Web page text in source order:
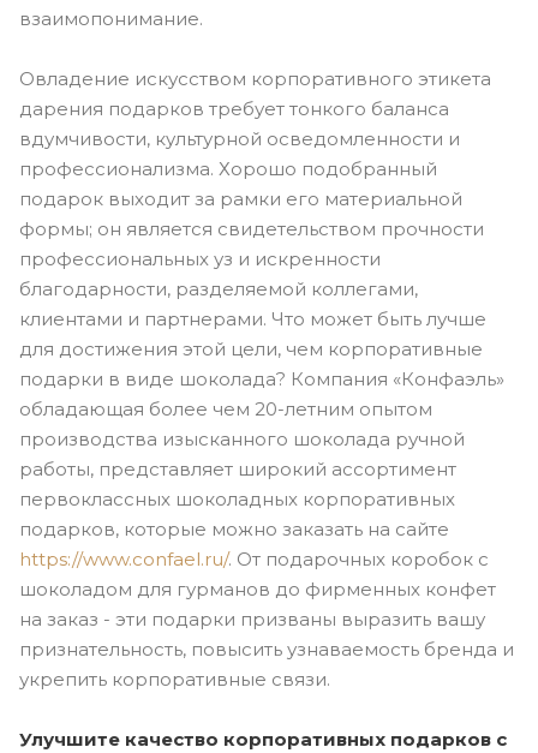
взаимопонимание.
Овладение искусством корпоративного этикета
дарения подарков требует тонкого баланса
вдумчивости, культурной осведомленности и
профессионализма. Хорошо подобранный
подарок выходит за рамки его материальной
формы; он является свидетельством прочности
профессиональных уз и искренности
благодарности, разделяемой коллегами,
клиентами и партнерами. Что может быть лучше
для достижения этой цели, чем корпоративные
подарки в виде шоколада? Компания «Конфаэль»
обладающая более чем 20-летним опытом
производства изысканного шоколада ручной
работы, представляет широкий ассортимент
первоклассных шоколадных корпоративных
подарков, которые можно заказать на сайте
https://www.confael.ru/. От подарочных коробок с
шоколадом для гурманов до фирменных конфет
на заказ - эти подарки призваны выразить вашу
признательность, повысить узнаваемость бренда и
укрепить корпоративные связи.
Улучшите качество корпоративных подарков с